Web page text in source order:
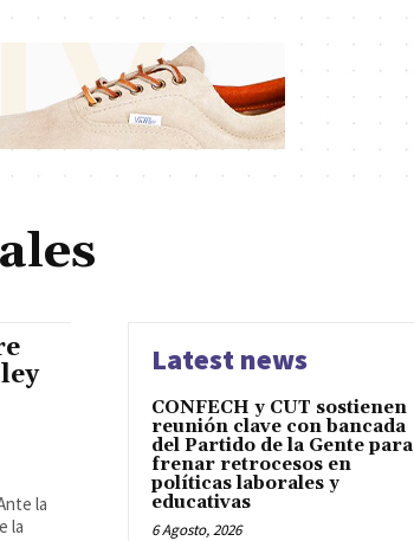
la
la
Latest news
CONFECH y CUT sostienen
reunión clave con bancada
del Partido de la Gente para
frenar retrocesos en
políticas laborales y
educativas
6 Agosto, 2026